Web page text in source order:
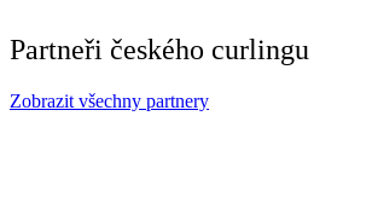
Partneři českého curlingu
Zobrazit všechny partnery